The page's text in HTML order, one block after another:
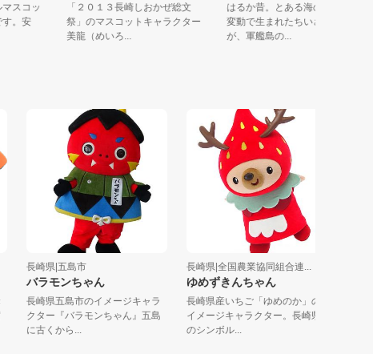
ルマスコッ
です。安
「２０１３長崎しおかぜ総文
祭」のマスコットキャラクター
美龍（めいろ...
はるか昔。とある海の底。地
変動で生まれたちいさな岩礁
が、軍艦島の...
長崎県|五島市
バラモンちゃん
長崎県五島市のイメージキャラ
クター『バラモンちゃん』五島
に古くから...
長崎県|全国農業協同組合連...
ゆめずきんちゃん
長崎県産いちご「ゆめのか」の
イメージキャラクター。長崎県
のシンボル...